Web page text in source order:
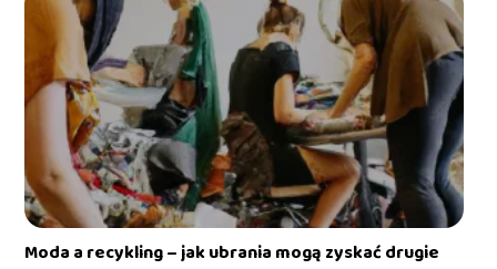
Moda a recykling – jak ubrania mogą zyskać drugie